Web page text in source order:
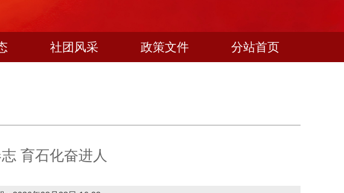
社团风采 政策文件 分站首页
育石化奋进人